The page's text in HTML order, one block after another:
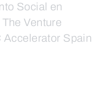
Social en
Venture
Spain